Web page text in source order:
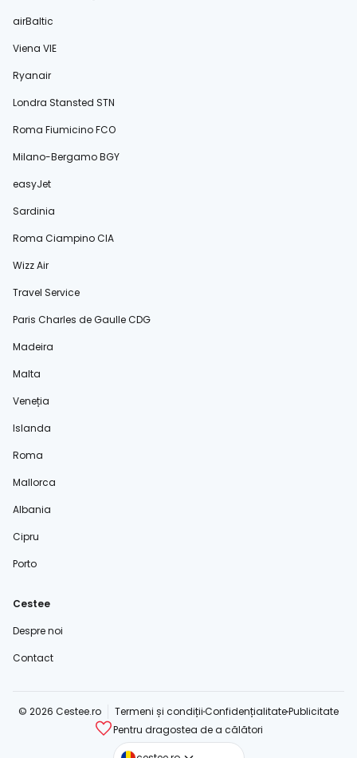
airBaltic
Viena VIE
Ryanair
Londra Stansted STN
Roma Fiumicino FCO
Milano-Bergamo BGY
easyJet
Sardinia
Roma Ciampino CIA
Wizz Air
Travel Service
Paris Charles de Gaulle CDG
Madeira
Malta
Veneția
Islanda
Roma
Mallorca
Albania
Cipru
Porto
Cestee
Despre noi
Contact
© 2026 Cestee.ro Termeni și condițiiConfidențialitatePublicitate
Pentru dragostea de a călători
cestee.com